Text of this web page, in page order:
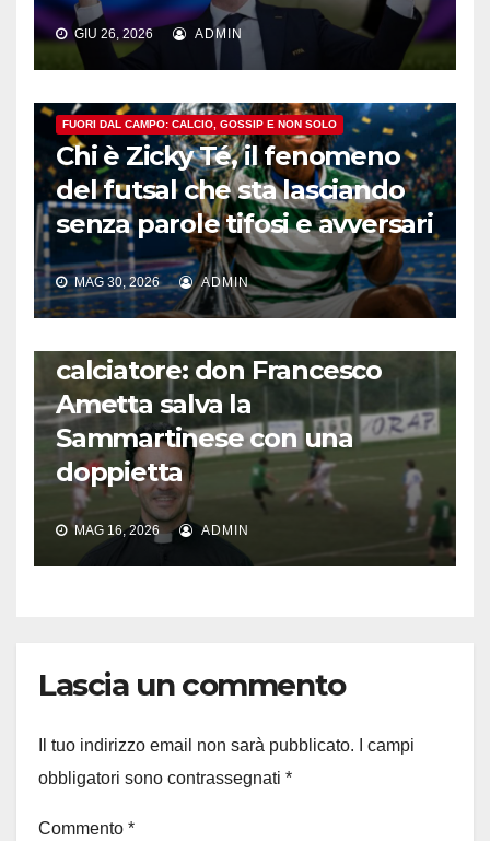
GIU 26, 2026 ADMIN
FUORI DAL CAMPO: CALCIO, GOSSIP E NON SOLO
Chi è Zicky Té, il fenomeno
del futsal che sta lasciando
senza parole tifosi e avversari
MAG 30, 2026 ADMIN
FUORI DAL CAMPO: CALCIO, GOSSIP E NON SOLO
calciatore: don Francesco
Ametta salva la
Sammartinese con una
doppietta
MAG 16, 2026 ADMIN
Lascia un commento
Il tuo indirizzo email non sarà pubblicato.
I campi
obbligatori sono contrassegnati *
Commento *